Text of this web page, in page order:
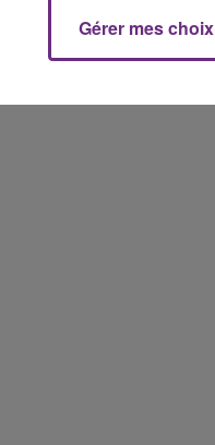
FM LA
Gérer mes choix